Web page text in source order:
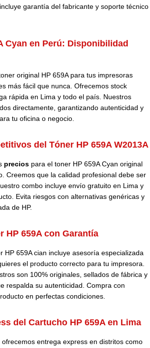
garantía del fabricante y soporte técnico
Cyan en Perú: Disponibilidad
original HP 659A para tus impresoras
más fácil que nunca. Ofrecemos stock
rápida en Lima y todo el país. Nuestros
directamente, garantizando autenticidad y
tu oficina o negocio.
del Tóner HP 659A W2013A
precios para el toner HP 659A Cyan original
Creemos que la calidad profesional debe ser
combo incluye envío gratuito en Lima y
Evita riesgos con alternativas genéricas y
de HP.
HP 659A con Garantía
HP 659A cian incluye asesoría especializada
el producto correcto para tu impresora.
son 100% originales, sellados de fábrica y
respalda su autenticidad. Compra con
en perfectas condiciones.
del Cartucho HP 659A en Lima
, ofrecemos entrega express en distritos como